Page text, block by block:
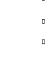
p
a
e
e
o
i